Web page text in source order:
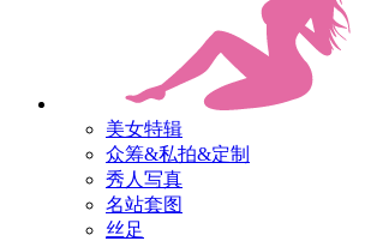
美女特辑
众筹&私拍&定制
秀人写真
名站套图
丝足